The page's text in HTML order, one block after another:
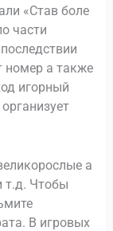
«Став боле
части
номер а также
игорный
а
т.д. Чтобы
В игровых